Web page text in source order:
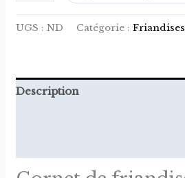
UGS :ND Catégorie :
Description